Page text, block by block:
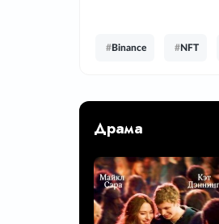
#Binance #NFT
Драма